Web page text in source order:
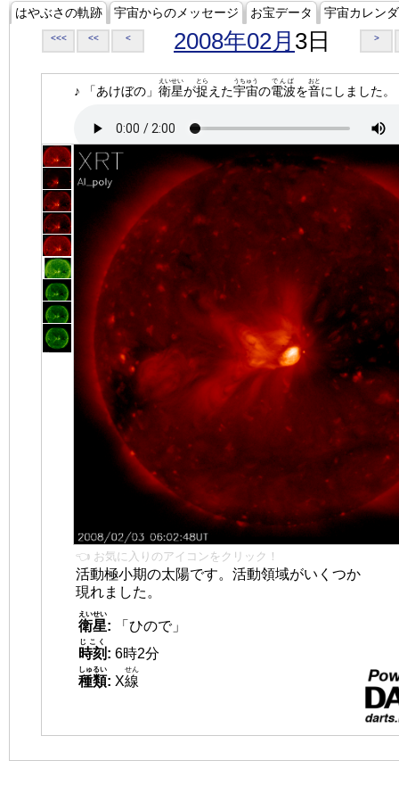
はやぶさの軌跡 宇宙からのメッセージ お宝データ 宇宙カレン
<<< << < 2008年02月 3日 >
♪ 「あけぼの」 衛星
えいせい
が捉
とら
えた宇宙
うちゅう
の電波
でんぱ
を音
おと
にしました。
👈 お気に入りのアイコンをクリック！
活動極小期の太陽です。活動領域がいくつか
現れました。
衛星
えいせい
:
「ひので」
時刻
じこく
: 6時2分
種類
しゅるい
: X線
せん